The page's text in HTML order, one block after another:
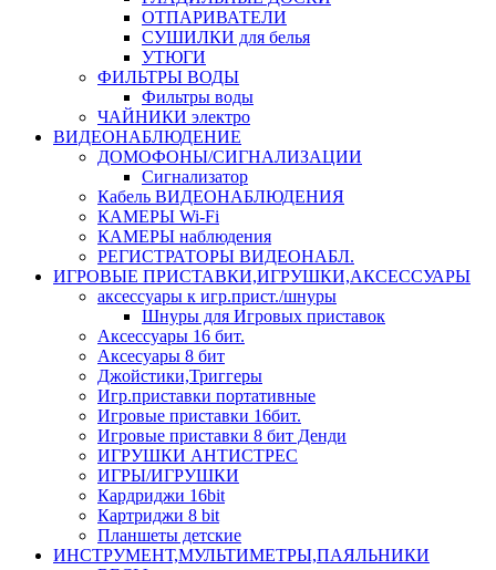
ОТПАРИВАТЕЛИ
СУШИЛКИ для белья
УТЮГИ
ФИЛЬТРЫ ВОДЫ
Фильтры воды
ЧАЙНИКИ электро
ВИДЕОНАБЛЮДЕНИЕ
ДОМОФОНЫ/СИГНАЛИЗАЦИИ
Сигнализатор
Кабель ВИДЕОНАБЛЮДЕНИЯ
КАМЕРЫ Wi-Fi
КАМЕРЫ наблюдения
РЕГИСТРАТОРЫ ВИДЕОНАБЛ.
ИГРОВЫЕ ПРИСТАВКИ,ИГРУШКИ,АКСЕССУАРЫ
аксесcуары к игр.прист./шнуры
Шнуры для Игровых приставок
Аксессуары 16 бит.
Аксесуары 8 бит
Джойстики,Триггеры
Игр.приставки портативные
Игровые приставки 16бит.
Игровые приставки 8 бит Денди
ИГРУШКИ АНТИСТРЕС
ИГРЫ/ИГРУШКИ
Кардриджи 16bit
Картриджи 8 bit
Планшеты детские
ИНСТРУМЕНТ,МУЛЬТИМЕТРЫ,ПАЯЛЬНИКИ